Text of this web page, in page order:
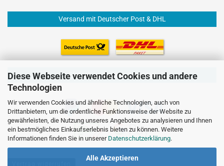
Diese Webseite verwendet Cookies und andere
Technologien
Wir verwenden Cookies und ähnliche Technologien, auch von
Drittanbietern, um die ordentliche Funktionsweise der Website zu
gewährleisten, die Nutzung unseres Angebotes zu analysieren und Ihnen
ein bestmögliches Einkaufserlebnis bieten zu können. Weitere
Informationen finden Sie in unserer Datenschutzerklärung.
Alle Akzeptieren
Versand mit Deutscher Post & DHL
Einfach und sicher Bezahlen